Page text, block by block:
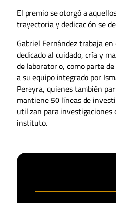
El premio se otorgó a
trayectoria y dedicación se
Gabriel Fernández trabaja
dedicado al cuidado, cría y
de laboratorio, como parte
a su equipo integrado por
Pereyra, quienes también
mantiene 50 líneas de
utilizan para investigaciones
instituto.